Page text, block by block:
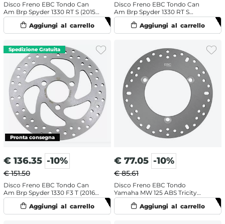
Disco Freno EBC Tondo Can
Am Brp Spyder 1330 RT S (2015-
2017) Anteriore
Disco Freno EBC Tondo Can
Am Brp Spyder 1330 RT S
Special Series (2015-2016)
Anteriore
€ 136.35 -10%
€ 151.50
Disco Freno EBC Tondo Can
Am Brp Spyder 1330 F3 T (2016-
2017) Anteriore
€ 77.05 -10%
€ 85.61
Disco Freno EBC Tondo
Yamaha MW 125 ABS Tricity
(2017-2020) Posteriore